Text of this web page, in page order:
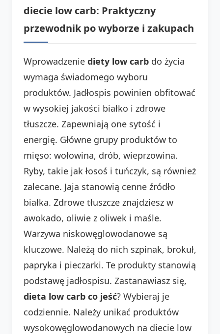
diecie low carb: Praktyczny
przewodnik po wyborze i zakupach
Wprowadzenie diety low carb do życia
wymaga świadomego wyboru
produktów. Jadłospis powinien obfitować
w wysokiej jakości białko i zdrowe
tłuszcze. Zapewniają one sytość i
energię. Główne grupy produktów to
mięso: wołowina, drób, wieprzowina.
Ryby, takie jak łosoś i tuńczyk, są również
zalecane. Jaja stanowią cenne źródło
białka. Zdrowe tłuszcze znajdziesz w
awokado, oliwie z oliwek i maśle.
Warzywa niskowęglowodanowe są
kluczowe. Należą do nich szpinak, brokuł,
papryka i pieczarki. Te produkty stanowią
podstawę jadłospisu. Zastanawiasz się,
dieta low carb co jeść? Wybieraj je
codziennie. Należy unikać produktów
wysokowęglowodanowych na diecie low